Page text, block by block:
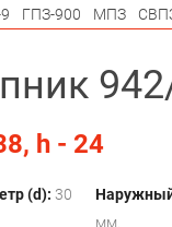
h - 24
(d): 30
мм.
ГПЗ-900 МПЗ